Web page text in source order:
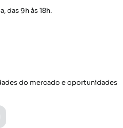
das 9h às 18h.
do mercado e oportunidades